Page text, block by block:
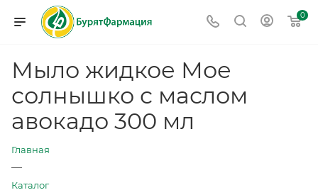
0
Мыло жидкое Мое
солнышко с маслом
авокадо 300 мл
Главная
—
Каталог